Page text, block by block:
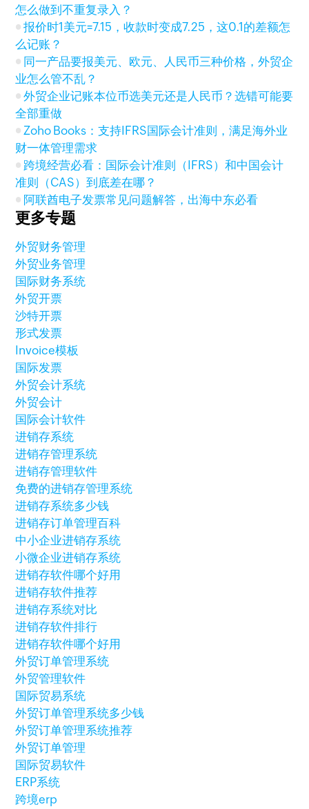
怎么做到不重复录入？
报价时1美元=7.15，收款时变成7.25，这0.1的差额怎
么记账？
同一产品要报美元、欧元、人民币三种价格，外贸企
业怎么管不乱？
外贸企业记账本位币选美元还是人民币？选错可能要
全部重做
Zoho Books：支持IFRS国际会计准则，满足海外业
财一体管理需求
跨境经营必看：国际会计准则（IFRS）和中国会计
准则（CAS）到底差在哪？
阿联酋电子发票常见问题解答，出海中东必看
更多专题
外贸财务管理
外贸业务管理
国际财务系统
外贸开票
沙特开票
形式发票
Invoice模板
国际发票
外贸会计系统
外贸会计
国际会计软件
进销存系统
进销存管理系统
进销存管理软件
免费的进销存管理系统
进销存系统多少钱
进销存订单管理百科
中小企业进销存系统
小微企业进销存系统
进销存软件哪个好用
进销存软件推荐
进销存系统对比
进销存软件排行
进销存软件哪个好用
外贸订单管理系统
外贸管理软件
国际贸易系统
外贸订单管理系统多少钱
外贸订单管理系统推荐
外贸订单管理
国际贸易软件
ERP系统
跨境erp